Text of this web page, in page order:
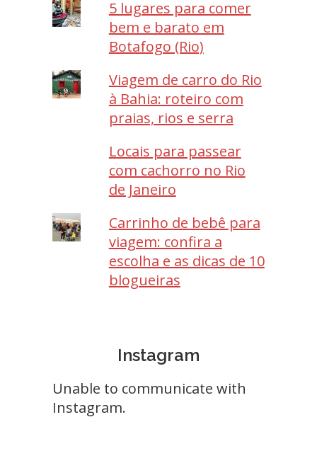
5 lugares para comer
bem e barato em
Botafogo (Rio)
Viagem de carro do Rio
à Bahia: roteiro com
praias, rios e serra
Locais para passear
com cachorro no Rio
de Janeiro
Carrinho de bebê para
viagem: confira a
escolha e as dicas de 10
blogueiras
Instagram
Unable to communicate with
Instagram.